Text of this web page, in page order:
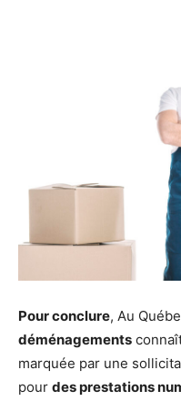
Pour conclure, Au
déménagements
marquée par une
pour des prestations